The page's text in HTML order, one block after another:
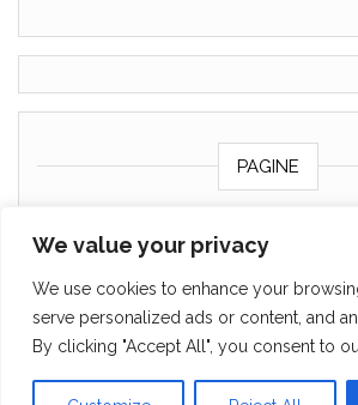
We value your privacy
We use cookies to enhance your
serve personalized ads or content, and
By clicking "Accept All", you consent to
PAGINE
Cookie policy